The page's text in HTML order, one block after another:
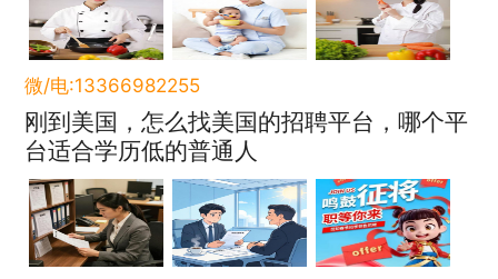
微/电:13366982255
刚到美国，怎么找美国的招聘平台，哪个平
台适合学历低的普通人